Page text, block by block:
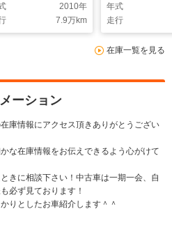
レス 社外AW
車検整備付
PS PW
コンフォートビュ
パッケージ
2010年
7.9万km
ドア ETC
AW レベラ
切替4WD バ
ー マット
滑り防止機能
年式
走行
在庫一覧を見る
ーション
庫情報にアクセス頂きありがとうござい
な在庫情報をお伝えできるよう心がけて
きに相談下さい！中古車は一期一会、自
必ず見ております！
りとしたお車紹介します＾＾